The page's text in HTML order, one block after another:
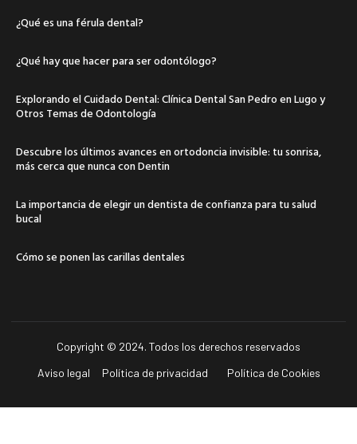
¿Qué es una férula dental?
¿Qué hay que hacer para ser odontólogo?
Explorando el Cuidado Dental: Clínica Dental San Pedro en Lugo y
Otros Temas de Odontología
Descubre los últimos avances en ortodoncia invisible: tu sonrisa,
más cerca que nunca con Dentin
La importancia de elegir un dentista de confianza para tu salud
bucal
Cómo se ponen las carillas dentales
Copyright © 2024. Todos los derechos reservados
Aviso legal
Política de privacidad Política de Cookies